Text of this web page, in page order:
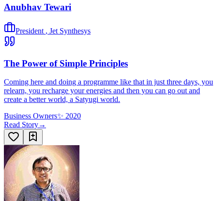
Anubhav Tewari
President , Jet Synthesys
The Power of Simple Principles
Coming here and doing a programme like that in just three days, you
relearn, you recharge your energies and then you can go out and
create a better world, a Satyugi world.
Business Owners✨ 2020
Read Story→